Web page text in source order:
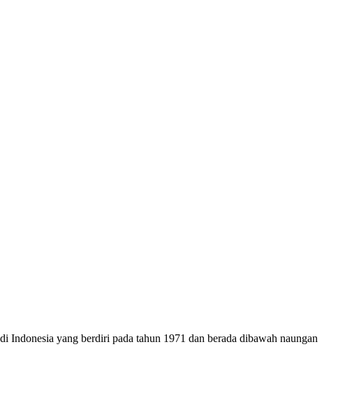
yang berdiri pada tahun 1971 dan berada dibawah naungan